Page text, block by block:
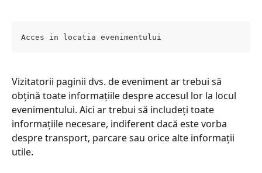
Acces in locatia evenimentului
Vizitatorii paginii dvs. de eveniment ar trebui să
obțină toate informațiile despre accesul lor la locul
evenimentului. Aici ar trebui să includeți toate
informațiile necesare, indiferent dacă este vorba
despre transport, parcare sau orice alte informații
utile.